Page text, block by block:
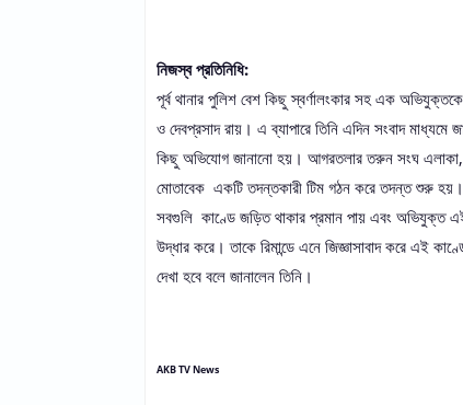
নিজস্ব প্রতিনিধি:
পূর্ব থানার পুলিশ বেশ কিছু স্বর্ণালংকার সহ এক
ও দেবপ্রসাদ রায়। এ ব্যাপারে তিনি এদিন সংবাদ
কিছু অভিযোগ জানানো হয়। আগরতলার তরুন সংঘ এলাকা,
মোতাবেক একটি তদন্তকারী টিম গঠন করে তদন্ত শুরু হয়।
সবগুলি কাণ্ডে জড়িত থাকার প্রমান পায় এবং অভিযুক্ত
উদ্ধার করে। তাকে রিমান্ডে এনে জিজ্ঞাসাবাদ করে এই
দেখা হবে বলে জানালেন তিনি।
AKB TV News